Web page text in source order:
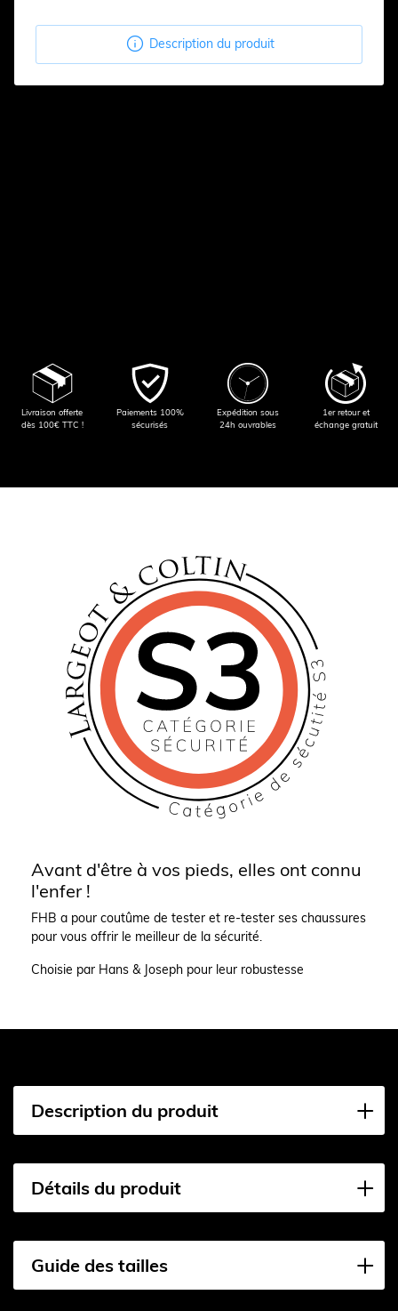
 Description du produit
Livraison offerte
dès 100€ TTC !
Paiements 100%
sécurisés
Expédition sous
24h ouvrables
1er retour et
échange gratuit
Avant d'être à vos pieds, elles ont connu
l'enfer !
FHB a pour coutûme de tester et re-tester ses chaussures
pour vous offrir le meilleur de la sécurité.
Choisie par Hans & Joseph pour leur robustesse
Description du produit
Détails du produit
Guide des tailles